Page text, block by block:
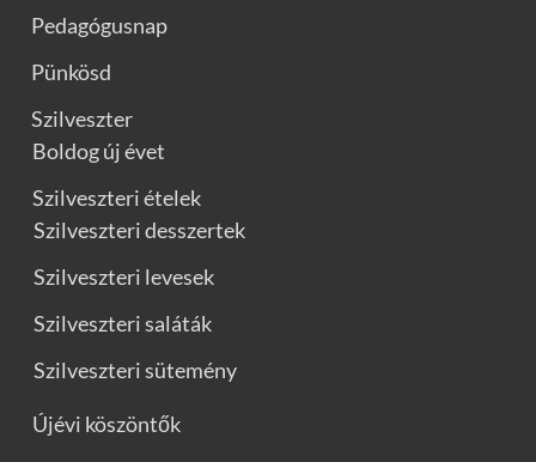
Pedagógusnap
Pünkösd
Szilveszter
Boldog új évet
Szilveszteri ételek
Szilveszteri desszertek
Szilveszteri levesek
Szilveszteri saláták
Szilveszteri sütemény
Újévi köszöntők